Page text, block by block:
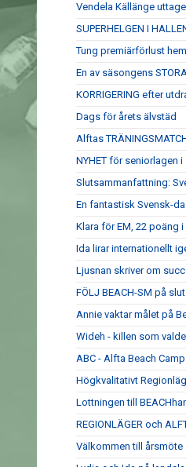
Vendela Källänge
SUPERHELGEN I
Tung premiärförlust
En av säsongens
KORRIGERING efter
Dags för årets älvstäd
Alftas
NYHET för seniorlagen
Slutsammanfattning:
En fantastisk Svensk-
Klara för EM, 22 poäng
Ida lirar internationellt
Ljusnan skriver om
FÖLJ BEACH-SM på
Annie vaktar målet på
Wideh - killen som
ABC - Alfta Beach
Högkvalitativt
Lottningen till
REGIONLÄGER och
Välkommen till årsmöte